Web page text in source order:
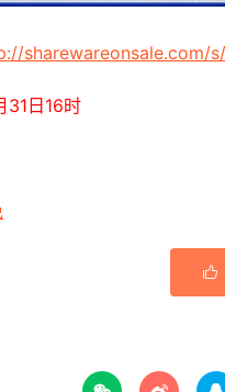
sharewareonsale.com/
31日16时
